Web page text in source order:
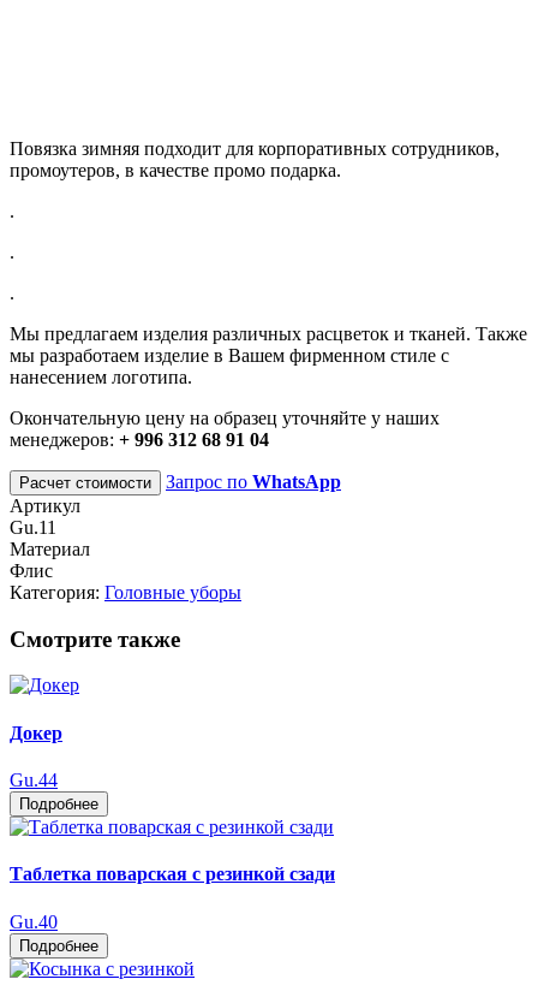
Повязка зимняя подходит для корпоративных сотрудников,
промоутеров, в качестве промо подарка.
.
.
.
Мы предлагаем изделия различных расцветок и тканей. Также
мы разработаем изделие в Вашем фирменном стиле с
нанесением логотипа.
Окончательную цену на образец уточняйте у наших
менеджеров: + 996 312 68 91 04
Расчет стоимости Запрос по WhatsApp
Артикул
Gu.11
Материал
Флис
Категория: Головные уборы
Смотрите также
Докер
Gu.44
Подробнее
Таблетка поварская с резинкой сзади
Gu.40
Подробнее